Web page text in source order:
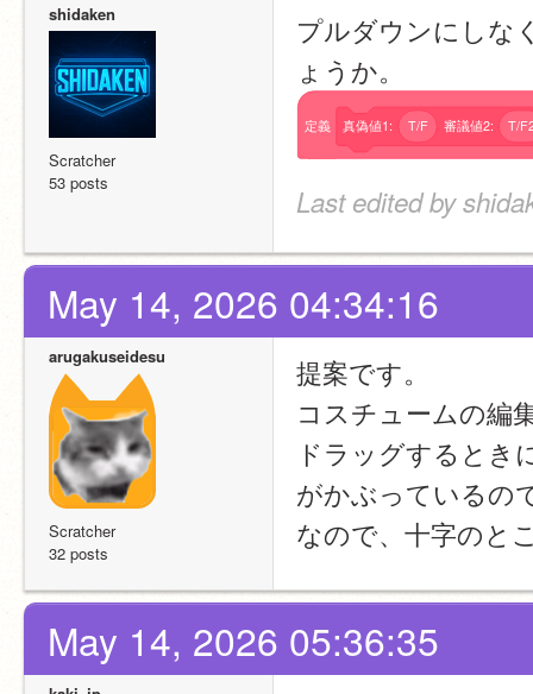
shidaken
Scratcher
53 posts
プルダウンにしな
ょうか。
定義 真偽値1: T/F 審議値2: T/
Last edited by
May 14, 2026 04:34:16
arugakuseidesu
Scratcher
32 posts
提案です。
コスチュームの編
ドラッグするとき
がかぶっているの
なので、十字のと
May 14, 2026 05:36:35